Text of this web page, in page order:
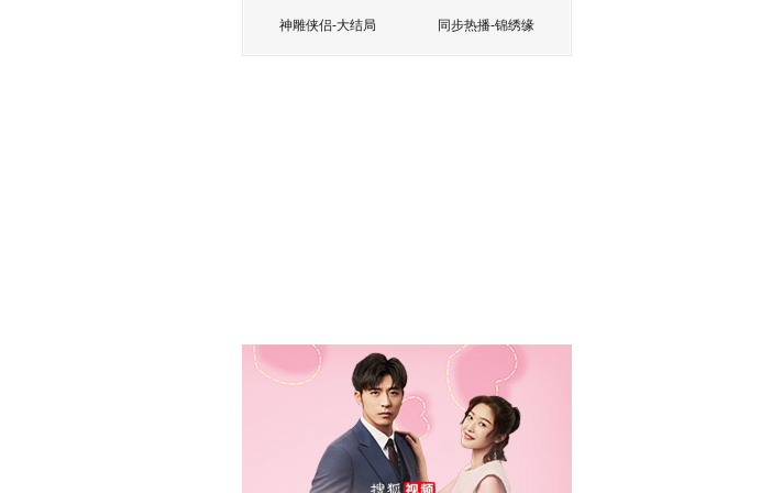
神雕侠侣-大结局 同步热播-锦绣缘